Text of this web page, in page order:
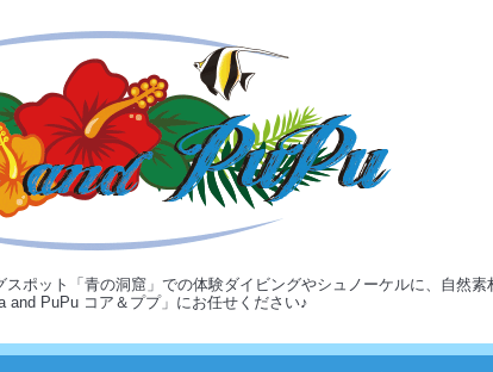
ポット「青の洞窟」での体験ダイビングやシュノーケルに、自然
and PuPu コア＆ププ」にお任せください♪